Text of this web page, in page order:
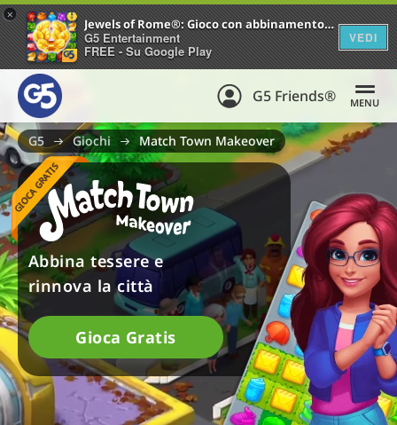
Jewels of Rome®: Gioco con abbinamento di gemme
G5 Entertainment
FREE - Su Google Play
VEDI
+
G5 Friends® MENU
G5 Giochi Match Town Makeover
Abbina tessere e
rinnova la città
Gioca Gratis
GIOCA GRATIS